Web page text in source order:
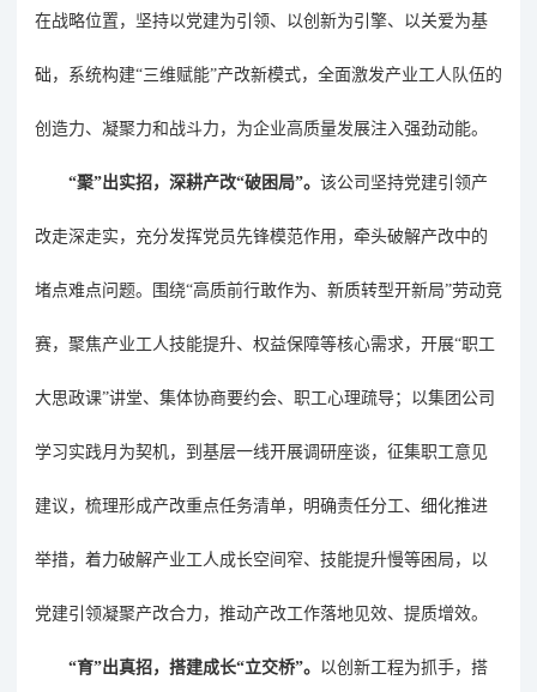
在战略位置，坚持以党建为引领、以创新为引擎、以关爱为基
础，系统构建“三维赋能”产改新模式，全面激发产业工人队伍的
创造力、凝聚力和战斗力，为企业高质量发展注入强劲动能。
“聚”出实招，深耕产改“破困局”。 该公司 坚持党建引领产
改走深走实，充分发挥党员先锋模范作用，牵头破解产改中的
堵点难点问题。围绕“高质前行敢作为、新质转型开新局”劳动竞
赛， 聚焦产业工人技能提升、权益保障等核心需求，开展“职工
大思政课”讲堂、集体协商要约会、职工心理疏导；以集团公司
学习实践月为契机，到基层一线开展调研座谈，征集职工意见
建议，梳理形成产改重点任务清单，明确责任分工、细化推进
举措，着力破解产业工人成长空间窄、技能提升慢等困局，以
党建引领凝聚产改合力，推动产改工作落地见效、提质增效。
“育”出真招，搭建成长“立交桥”。 以创新工程为抓手，搭